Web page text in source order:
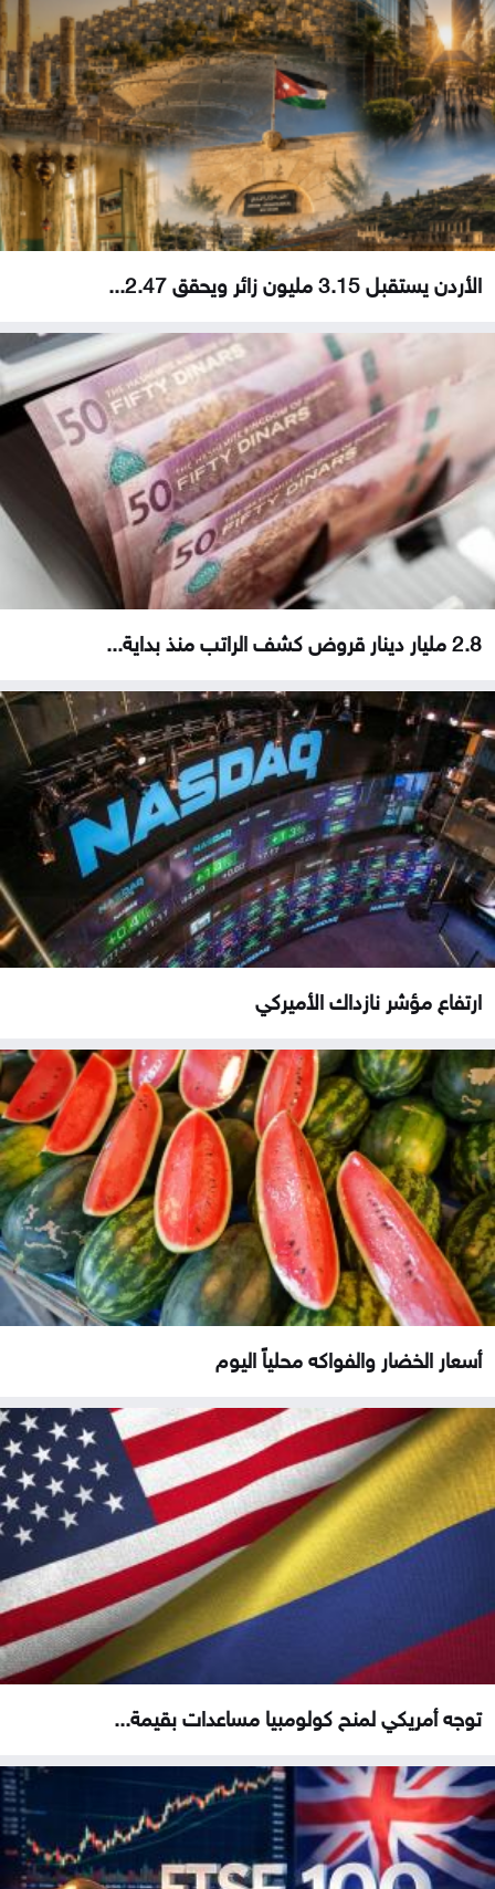
الأردن يستقبل 3.15 مليون زائر ويحقق 2.47...
2.8 مليار دينار قروض كشف الراتب منذ بداية...
ارتفاع مؤشر نازداك الأميركي
أسعار الخضار والفواكه محلياً اليوم
توجه أمريكي لمنح كولومبيا مساعدات بقيمة...